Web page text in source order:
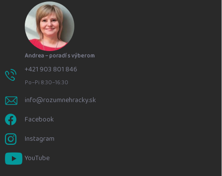
Andrea – poradí s výberom
+421 903 801 846
Po–Pi 8:30–16:30
info@rozumnehracky.sk
Facebook
Instagram
YouTube